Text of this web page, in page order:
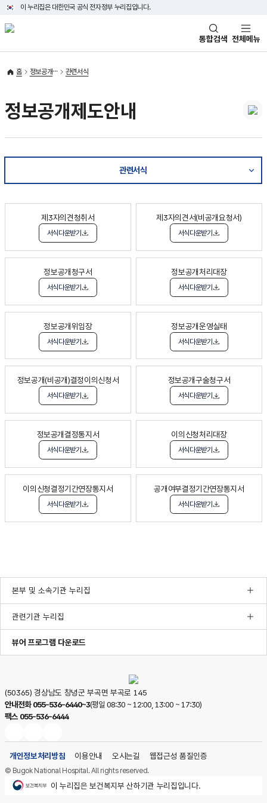
이 누리집은 대한민국 공식 전자정부 누리집입니다.
통합검색 전체메뉴
홈 정보공개 관련서식
정보공개제도안내
관련서식
제3자의견청취서
서식다운받기
제3자의견서(비공개요청서)
서식다운받기
정보공개청구서
서식다운받기
정보공개처리대장
서식다운받기
정보공개위임장
서식다운받기
정보공개운영실태
서식다운받기
정보공개(비공개)결정이의신청서
서식다운받기
정보공개구술청구서
서식다운받기
정보공개결정통지서
서식다운받기
이의신청처리대장
서식다운받기
이의신청결정기간연장통지서
서식다운받기
공개여부결정기간연장통지서
서식다운받기
본부 및 소속기관 누리집
관련기관 누리집
뷰어 프로그램 다운로드
(50365) 경상남도 창녕군 부곡면 부곡로 145
안내전화055-536-6440~3(평일 08:30 ~ 12:00, 13:00 ~ 17:30)
팩스 055-536-6444
인스타그램
유튜브블로그
개인정보처리방침
이용안내 오시는길 웹접근성 품질인증
© Bugok National Hospital. All rights reserved.
이 누리집은 보건복지부 산하기관 누리집입니다.